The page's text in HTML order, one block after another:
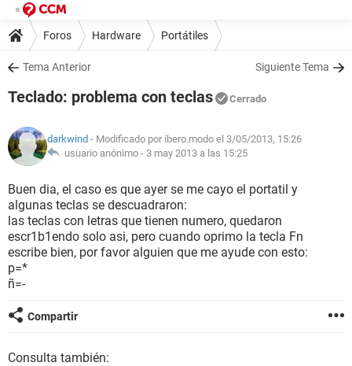
Foros Hardware Portátiles
Tema Anterior Siguiente Tema
Teclado: problema con teclas Cerrado
darkwind - Modificado por ibero.modo el 3/05/2013, 15:26
usuario anónimo - 3 may 2013 a las 15:25
Buen dia, el caso es que ayer se me cayo el portatil y
algunas teclas se descuadraron:
las teclas con letras que tienen numero, quedaron
escr1b1endo solo asi, pero cuando oprimo la tecla Fn
escribe bien, por favor alguien que me ayude con esto:
p=*
ñ=-
Compartir
Consulta también: